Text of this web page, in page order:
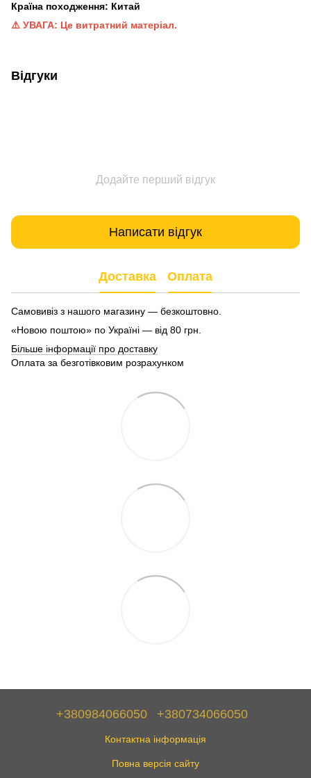
Країна походження: Китай
⚠️ УВАГА: Це витратний матеріал.
Відгуки
Додайте перший відгук
Написати відгук
Доставка Оплата
Самовивіз з нашого магазину — безкоштовно.
«Новою поштою» по Україні — від 80 грн.
Більше інформації про доставку
Оплата за безготівковим розрахунком
+380984066050 +380734066050
Контактна інформація
Повна версія сайту